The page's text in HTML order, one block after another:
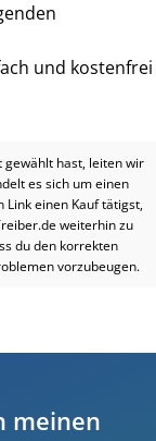
und kostenfrei
hast, leiten wir
es sich um einen
Link einen Kauf tätigst,
weiterhin zu
du den korrekten
vorzubeugen.
meinen